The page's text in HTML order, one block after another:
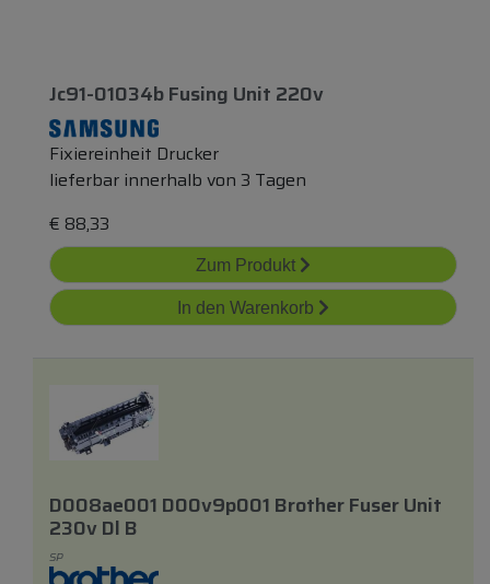
Jc91-01034b Fusing Unit 220v
Fixiereinheit Drucker
lieferbar innerhalb von 3 Tagen
€ 88,33
Zum Produkt
In den Warenkorb
D008ae001 D00v9p001 Brother Fuser Unit
230v Dl B
SP